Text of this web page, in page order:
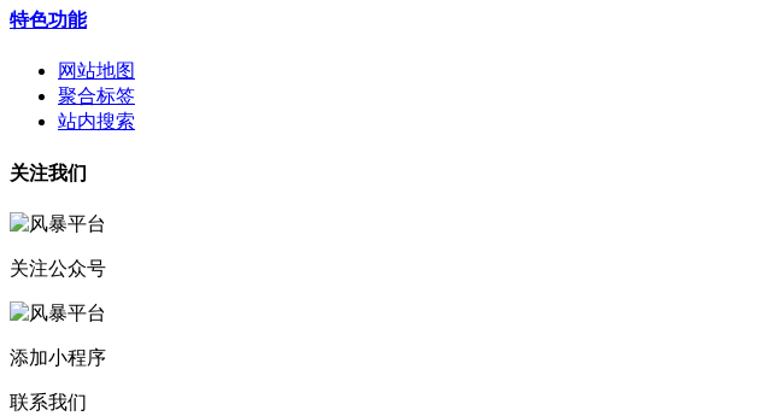
特色功能
网站地图
聚合标签
站内搜索
关注我们
关注公众号
添加小程序
联系我们